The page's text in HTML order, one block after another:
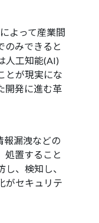
よって産業間
のみできると
人工知能(AI)
とが現実にな
開発に進む革
報漏洩などの
処置すること
、検知し、
がセキュリテ